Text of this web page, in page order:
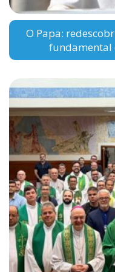
O Papa:
fundamental